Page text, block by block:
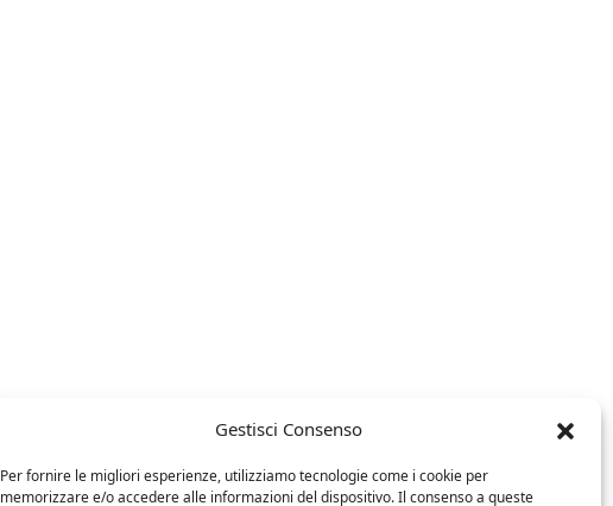
Gestisci Consenso
Per fornire le migliori esperienze, utilizziamo tecnologie come i cookie per
memorizzare e/o accedere alle informazioni del dispositivo. Il consenso a queste